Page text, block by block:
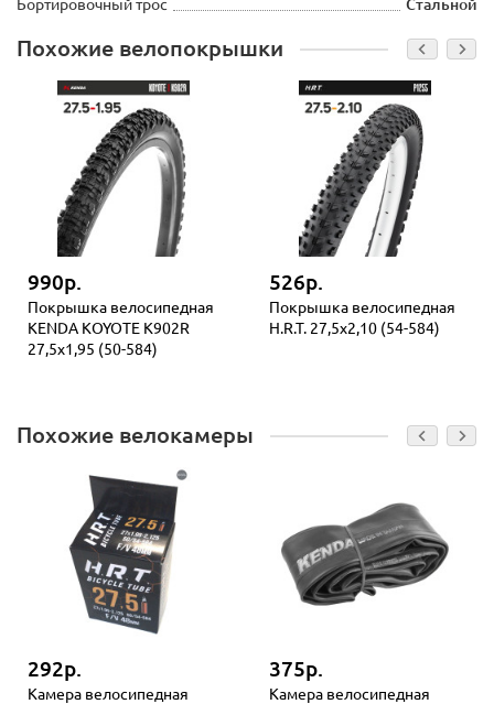
Бортировочный трос Стальной
Похожие велопокрышки
990р.
Покрышка велосипедная
KENDA KOYOTE K902R
27,5x1,95 (50-584)
526р.
Покрышка велосипедная
H.R.T. 27,5x2,10 (54-584)
Похожие велокамеры
292р.
Камера велосипедная
375р.
Камера велосипедная